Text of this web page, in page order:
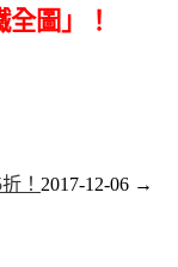
圖」！
！ 2017-12-06 →